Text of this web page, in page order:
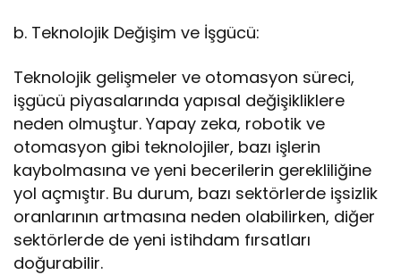
b. Teknolojik Değişim ve İşgücü:
Teknolojik gelişmeler ve otomasyon süreci,
işgücü piyasalarında yapısal değişikliklere
neden olmuştur. Yapay zeka, robotik ve
otomasyon gibi teknolojiler, bazı işlerin
kaybolmasına ve yeni becerilerin gerekliliğine
yol açmıştır. Bu durum, bazı sektörlerde işsizlik
oranlarının artmasına neden olabilirken, diğer
sektörlerde de yeni istihdam fırsatları
doğurabilir.